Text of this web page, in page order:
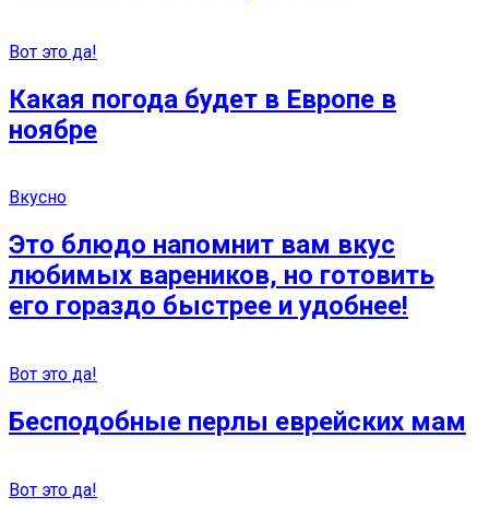
Вот это да!
Какая погода будет в Европе в
ноябре
Вкусно
Это блюдо напомнит вам вкус
любимых вареников, но готовить
его гораздо быстрее и удобнее!
Вот это да!
Бесподобные перлы еврейских мам
Вот это да!